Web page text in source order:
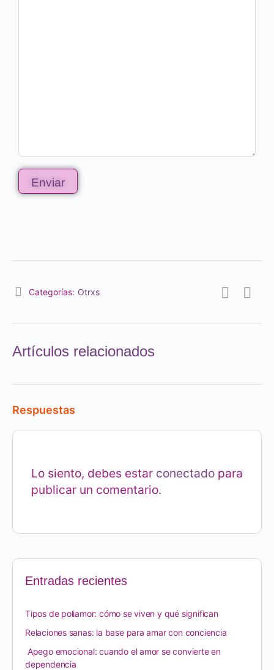
Categorías: Otrxs
Artículos relacionados
Respuestas
Lo siento, debes estar conectado para
publicar un comentario.
Entradas recientes
Tipos de poliamor: cómo se viven y qué significan
Relaciones sanas: la base para amar con conciencia
Apego emocional: cuando el amor se convierte en
dependencia